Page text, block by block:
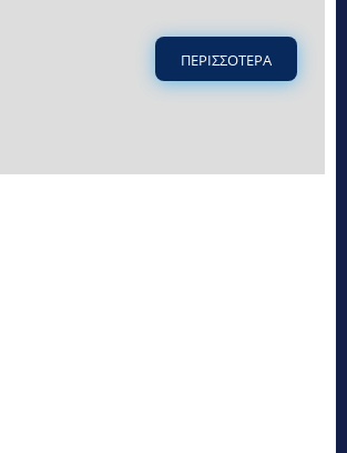
ΠΕΡΙΣΣΟΤΕΡΑ